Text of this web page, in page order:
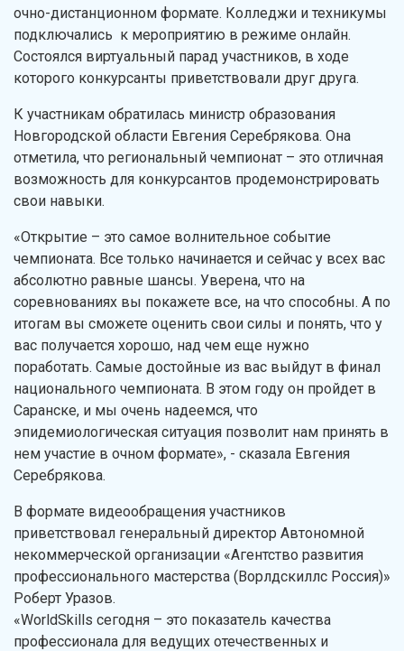
очно-дистанционном формате. Колледжи и техникумы
подключались к мероприятию в режиме онлайн.
Состоялся виртуальный парад участников, в ходе
которого конкурсанты приветствовали друг друга.
К участникам обратилась министр образования
Новгородской области Евгения Серебрякова. Она
отметила, что региональный чемпионат – это отличная
возможность для конкурсантов продемонстрировать
свои навыки.
«Открытие – это самое волнительное событие
чемпионата. Все только начинается и сейчас у всех вас
абсолютно равные шансы. Уверена, что на
соревнованиях вы покажете все, на что способны. А по
итогам вы сможете оценить свои силы и понять, что у
вас получается хорошо, над чем еще нужно
поработать. Самые достойные из вас выйдут в финал
национального чемпионата. В этом году он пройдет в
Саранске, и мы очень надеемся, что
эпидемиологическая ситуация позволит нам принять в
нем участие в очном формате», - сказала Евгения
Серебрякова.
В формате видеообращения участников
приветствовал генеральный директор Автономной
некоммерческой организации «Агентство развития
профессионального мастерства (Ворлдскиллс Россия)»
Роберт Уразов.
«WorldSkills сегодня – это показатель качества
профессионала для ведущих отечественных и